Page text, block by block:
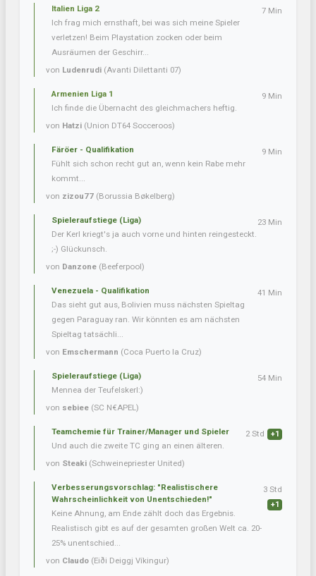
Italien Liga 2
Ich frag mich ernsthaft, bei was sich meine Spieler
verletzen! Beim Playstation zocken oder beim
Ausräumen der Geschirr...
von Ludenrudi (Avanti Dilettanti 07)
7 Min
Armenien Liga 1
Ich finde die Übernacht des gleichmachers heftig.
von Hatzi (Union DT64 Socceroos)
9 Min
Färöer - Qualifikation
Fühlt sich schon recht gut an, wenn kein Rabe mehr
kommt...
von zizou77 (Borussia Bøkelberg)
9 Min
Spieleraufstiege (Liga)
Der Kerl kriegt's ja auch vorne und hinten reingesteckt.
;-) Glückunsch.
von Danzone (Beeferpool)
23 Min
Venezuela - Qualifikation
Das sieht gut aus, Bolivien muss nächsten Spieltag
gegen Paraguay ran. Wir könnten es am nächsten
Spieltag tatsächli...
von Emschermann (Coca Puerto la Cruz)
41 Min
Spieleraufstiege (Liga)
Mennea der Teufelskerl:)
von sebiee (SC N€APEL)
54 Min
Teamchemie für Trainer/Manager und Spieler
Und auch die zweite TC ging an einen älteren.
von Steaki (Schweinepriester United)
2 Std +1
Verbesserungsvorschlag: "Realistischere
Wahrscheinlichkeit von Unentschieden!"
Keine Ahnung, am Ende zählt doch das Ergebnis.
Realistisch gibt es auf der gesamten großen Welt ca. 20-
25% unentschied...
von Claudo (Eiði Deiggj Víkingur)
3 Std
+1